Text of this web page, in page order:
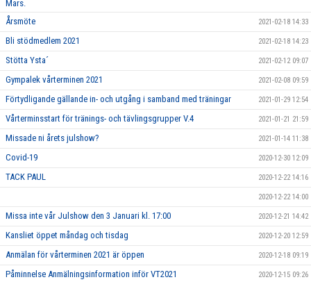
Mars.
Årsmöte 2021-02-18 14:33
Bli stödmedlem 2021 2021-02-18 14:23
Stötta Ysta´ 2021-02-12 09:07
Gympalek vårterminen 2021 2021-02-08 09:59
Förtydligande gällande in- och utgång i samband med träningar 2021-01-29 12:54
Vårterminsstart för tränings- och tävlingsgrupper V.4 2021-01-21 21:59
Missade ni årets julshow? 2021-01-14 11:38
Covid-19 2020-12-30 12:09
TACK PAUL 2020-12-22 14:16
2020-12-22 14:00
Missa inte vår Julshow den 3 Januari kl. 17:00 2020-12-21 14:42
Kansliet öppet måndag och tisdag 2020-12-20 12:59
Anmälan för vårterminen 2021 är öppen 2020-12-18 09:19
Påminnelse Anmälningsinformation inför VT2021 2020-12-15 09:26